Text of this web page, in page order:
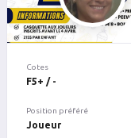
Cotes
F5+ / -
Position préféré
Joueur